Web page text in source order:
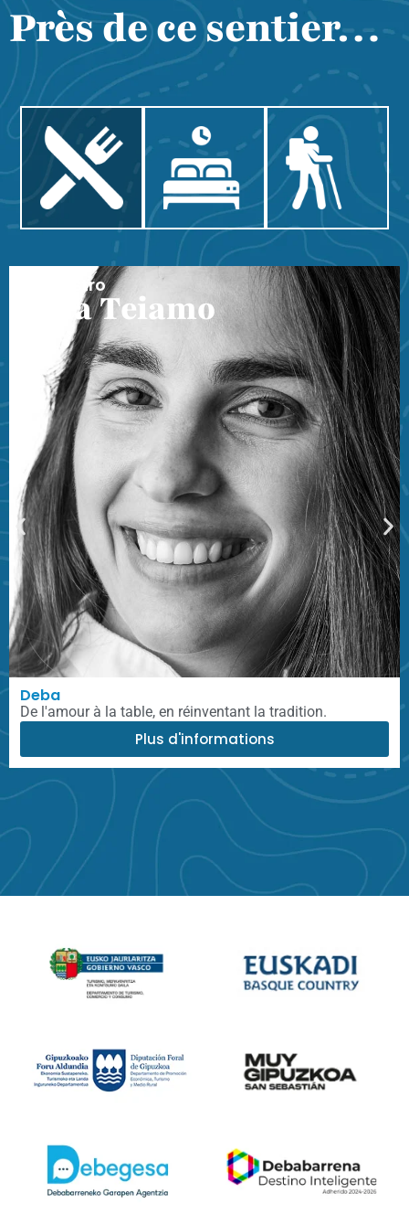
Près de ce sentier…
Hiru Bistro
Sara Teiamo
Deba
De l'amour à la table, en réinventant la tradition.
Plus d'informations